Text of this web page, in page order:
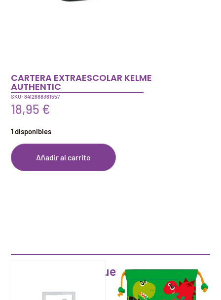
CARTERA EXTRAESCOLAR KELME
AUTHENTIC
SKU: 8412688361557
18,95 €
1 disponibles
Añadir al carrito
Artículos que pueden interesarte